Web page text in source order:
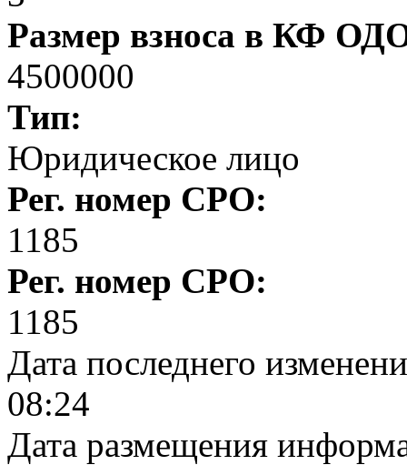
Размер взноса в КФ
4500000
Тип:
Юридическое лицо
Рег. номер СРО:
1185
Рег. номер СРО:
1185
Дата последнего
08:24
Дата размещения